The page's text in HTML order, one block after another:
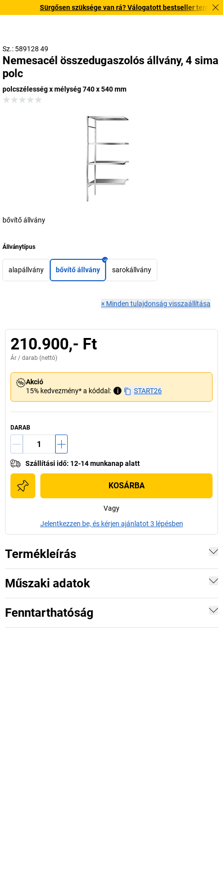
Sürgősen szüksége van rá? Válogatott bestseller
Sz.: 589128 49
Nemesacél összedugaszolós állvány, 4 sima
polc
polcszélesség x mélység 740 x 540 mm
bővítő állvány
Állványtípus
alapállvány bővítő állvány sarokállvány
× Minden tulajdonság visszaállítása
210.900,- Ft
Ár / darab (nettó)
Akció
15% kedvezmény* a kóddal:
i START26
DARAB
Szállítási idő: 12-14 munkanap alatt
KOSÁRBA
Vagy
Jelentkezzen be, és kérjen ajánlatot 3 lépésben
Termékleírás
Műszaki adatok
Fenntarthatóság